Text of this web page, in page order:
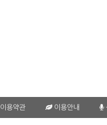
이용약관 이용안내